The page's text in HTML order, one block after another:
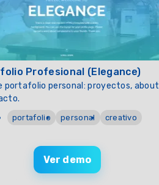
Profesional (Elegance)
portafolio personal: proyectos, about
portafolio personal creativo
Ver demo